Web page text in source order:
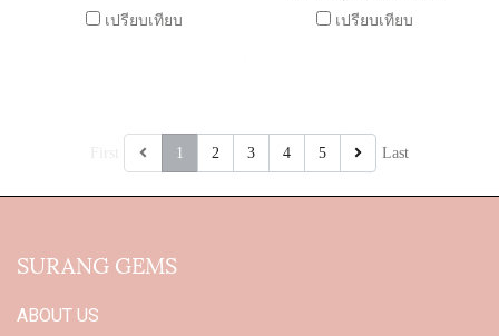
เปรียบเทียบ เปรียบเทียบ
1 2 3 4 5 Last
SURANG GEMS
ABOUT US